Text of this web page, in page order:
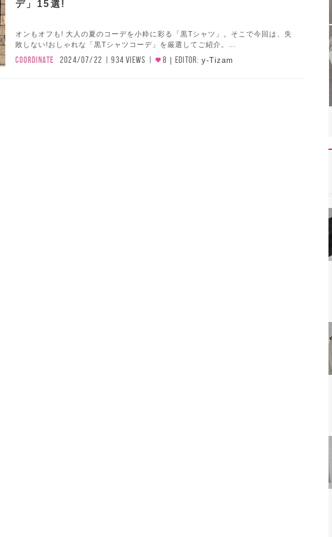
デ」15選!
オンもオフも! 大人の夏のコーデを小粋に彩る「黒Tシャツ」。そこで今回は、失
敗しない!おしゃれな「黒Tシャツコーデ」を厳選してご紹介。...
COORDINATE 2024/07/22 934 VIEWS 8 EDITOR: y-Tizam